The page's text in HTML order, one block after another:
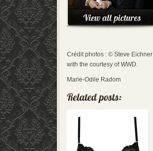
Crédit photos : © Steve Eichner
with the courtesy of WWD.
Marie-Odile Radom